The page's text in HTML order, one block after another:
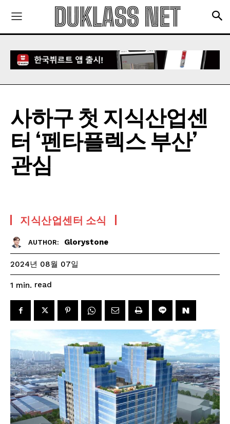
사하구 첫 지식산업센
터 ‘펜타플렉스 부산’
관심
지식산업센터 소식
AUTHOR: Glorystone
2024년 08월 07일
1 min. read